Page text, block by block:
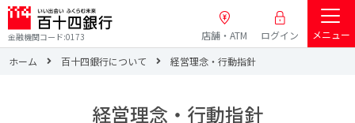
金融機関コード:0173 店舗・ATM ログイン
メニュー
ホーム
百十四銀行について 経営理念・行動指針
経営理念・行動指針